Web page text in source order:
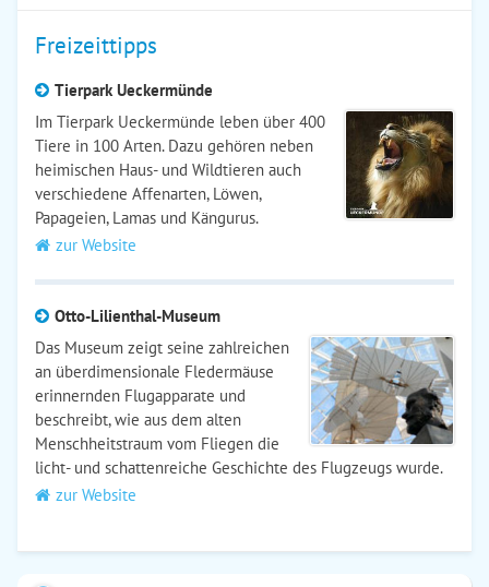
Freizeittipps
Tierpark Ueckermünde
Im Tierpark Ueckermünde leben über 400
Tiere in 100 Arten. Dazu gehören neben
heimischen Haus- und Wildtieren auch
verschiedene Affenarten, Löwen,
Papageien, Lamas und Kängurus.
zur Website
Otto-Lilienthal-Museum
Das Museum zeigt seine zahlreichen
an überdimensionale Fledermäuse
erinnernden Flugapparate und
beschreibt, wie aus dem alten
Menschheitstraum vom Fliegen die
licht- und schattenreiche Geschichte des Flugzeugs wurde.
zur Website